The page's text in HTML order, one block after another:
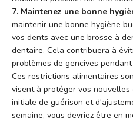
7. Maintenez une bonne
maintenir une bonne hygiène
vos dents avec une brosse à
dentaire. Cela contribuera à
problèmes de gencives
Ces restrictions alimentaires
visent à protéger vos
initiale de guérison et
semaine, vous devriez être en